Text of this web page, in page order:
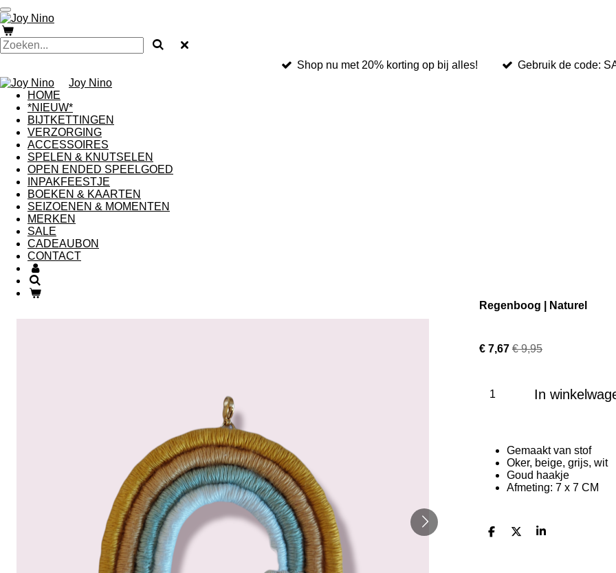
Ga
direct
naar
de
Shop nu met 20% korting op bij alles!
Gebruik de code:
Joy Nino
HOME
*NIEUW*
BIJTKETTINGEN
VERZORGING
ACCESSOIRES
SPELEN & KNUTSELEN
OPEN ENDED SPEELGOED
INPAKFEESTJE
BOEKEN & KAARTEN
SEIZOENEN & MOMENTEN
MERKEN
SALE
CADEAUBON
CONTACT
Regenboog | Naturel
€ 7,67 € 9,95
In
Gemaakt van stof
Oker, beige, grijs, wit
Goud haakje
Afmeting: 7 x 7 CM
D
D
S